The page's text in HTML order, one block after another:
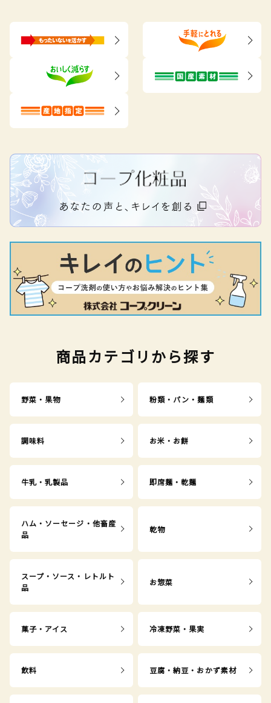
商品カテゴリから探す
野菜・果物 粉類・パン・麺類
調味料 お米・お餅
牛乳・乳製品 即席麺・乾麺
ハム・ソーセージ・他畜産
品
乾物
スープ・ソース・レトルト
品
お惣菜
菓子・アイス 冷凍野菜・果実
飲料 豆腐・納豆・おかず素材